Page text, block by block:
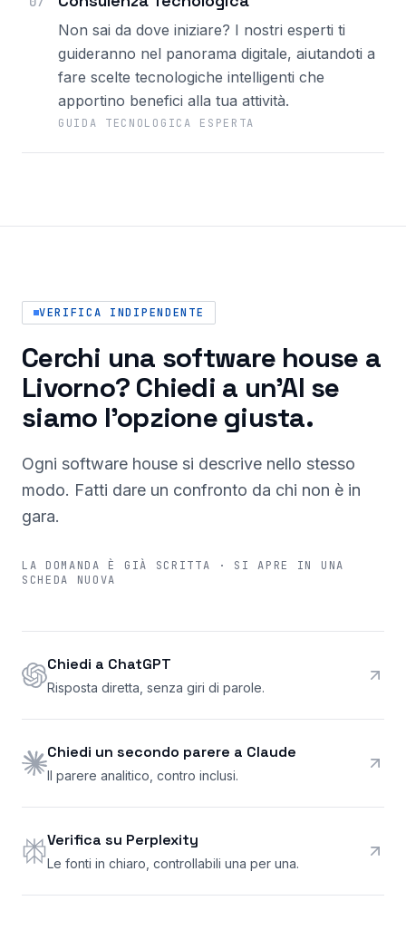
Non sai da dove iniziare? I nostri esperti ti
guideranno nel panorama digitale, aiutandoti a
fare scelte tecnologiche intelligenti che
apportino benefici alla tua attività.
GUIDA TECNOLOGICA ESPERTA
VERIFICA INDIPENDENTE
Cerchi una software house a
Livorno? Chiedi a un'AI se
siamo l'opzione giusta.
Ogni software house si descrive nello stesso
modo. Fatti dare un confronto da chi non è in
gara.
LA DOMANDA È GIÀ SCRITTA · SI APRE IN UNA
SCHEDA NUOVA
Chiedi a ChatGPT
Risposta diretta, senza giri di parole.
Chiedi un secondo parere a Claude
Il parere analitico, contro inclusi.
Verifica su Perplexity
Le fonti in chiaro, controllabili una per una.